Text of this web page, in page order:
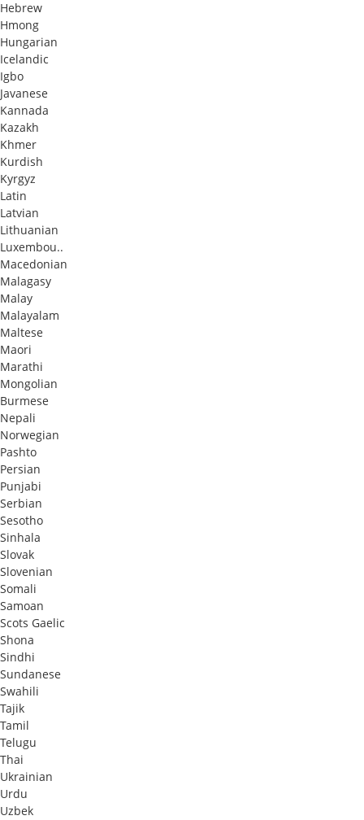
Hebrew
Hmong
Hungarian
Icelandic
Igbo
Javanese
Kannada
Kazakh
Khmer
Kurdish
Kyrgyz
Latin
Latvian
Lithuanian
Luxembou..
Macedonian
Malagasy
Malay
Malayalam
Maltese
Maori
Marathi
Mongolian
Burmese
Nepali
Norwegian
Pashto
Persian
Punjabi
Serbian
Sesotho
Sinhala
Slovak
Slovenian
Somali
Samoan
Scots Gaelic
Shona
Sindhi
Sundanese
Swahili
Tajik
Tamil
Telugu
Thai
Ukrainian
Urdu
Uzbek